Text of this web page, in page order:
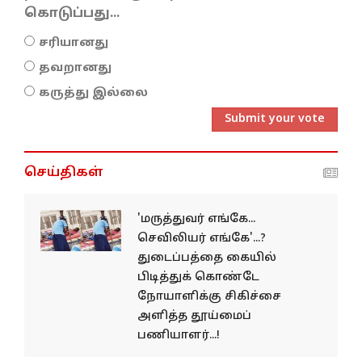
கொடுப்பது...
சரியானது
தவறானது
கருத்து இல்லை
Submit your vote
செய்திகள்
'மருத்துவர் எங்கே...
செவிலியர் எங்கே'...?
துடைப்பத்தை கையில்
பிடித்துக் கொண்டே
நோயாளிக்கு சிகிச்சை
அளித்த தூய்மைப்
பணியாளர்...!